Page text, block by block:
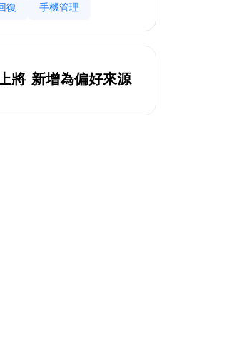
復 手機管理
將 新增為偏好來源